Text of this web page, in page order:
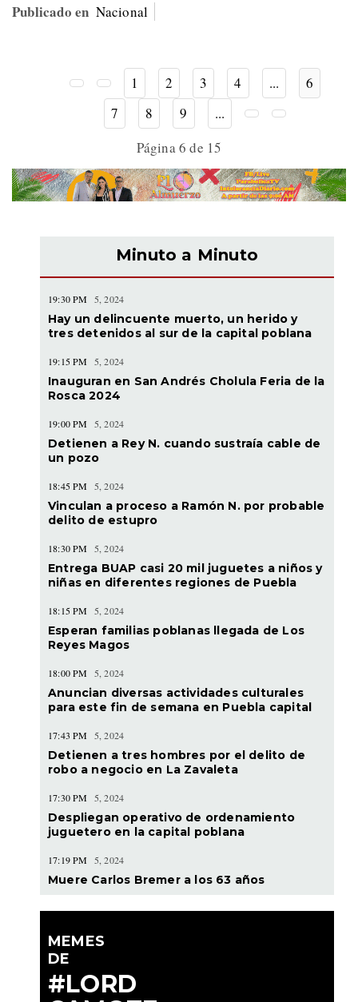
Publicado en Nacional
1 2 3 4 ...
6
7
8 9
...
Página 6 de 15
Minuto a Minuto
19:30 PM 5, 2024
Hay un delincuente muerto, un herido y
tres detenidos al sur de la capital poblana
19:15 PM 5, 2024
Inauguran en San Andrés Cholula Feria de la
Rosca 2024
19:00 PM 5, 2024
Detienen a Rey N. cuando sustraía cable de
un pozo
18:45 PM 5, 2024
Vinculan a proceso a Ramón N. por probable
delito de estupro
18:30 PM 5, 2024
Entrega BUAP casi 20 mil juguetes a niños y
niñas en diferentes regiones de Puebla
18:15 PM 5, 2024
Esperan familias poblanas llegada de Los
Reyes Magos
18:00 PM 5, 2024
Anuncian diversas actividades culturales
para este fin de semana en Puebla capital
17:43 PM 5, 2024
Detienen a tres hombres por el delito de
robo a negocio en La Zavaleta
17:30 PM 5, 2024
Despliegan operativo de ordenamiento
juguetero en la capital poblana
17:19 PM 5, 2024
Muere Carlos Bremer a los 63 años
MEMES
DE
#LORD